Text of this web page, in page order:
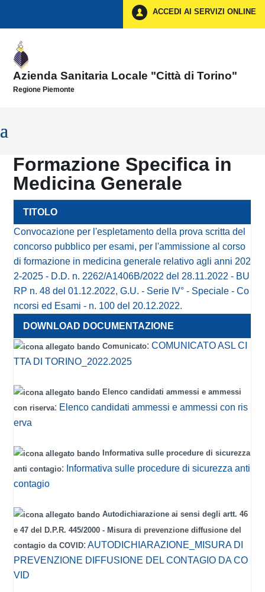
ACCEDI AI SERVIZI ONLINE
Azienda Sanitaria Locale "Città di Torino"
Regione Piemonte
Formazione Specifica in
Medicina Generale
Convocazione per l'espletamento della prova scritta del
concorso pubblico per esami, per l'ammissione al corso
di formazione in medicina generale relativo agli anni 202
2-2025 - D.D. n. 2262/A1406B/2022 del 28.11.2022 - BU
RP n. 48 del 01.12.2022, G.U. - Serie IV° - Speciale - Co
ncorsi ed Esami - n. 100 del 20.12.2022.
Comunicato:COMUNICATO ASL CI
TTA DI TORINO_2022.2025
Elenco candidati ammessi e ammessi
con riserva: Elenco candidati ammessi e ammessi con ris
erva
Informativa sulle procedure di sicurezza
anti contagio: Informativa sulle procedure di sicurezza anti
contagio
Autodichiarazione ai sensi degli artt. 46
e 47 del D.P.R. 445/2000 - Misura di prevenzione diffusione del
contagio da COVID:AUTODICHIARAZIONE_MISURA DI
PREVENZIONE DIFFUSIONE DEL CONTAGIO DA CO
VID